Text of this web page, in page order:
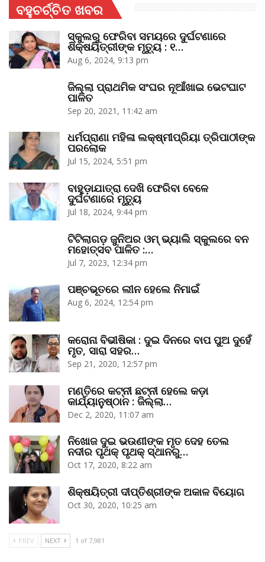
ବହୁଚର୍ଚ୍ଚିତ ଖବର
ସ୍କୁଲରୁ ଫେରିବା ସମୟରେ ଦୁର୍ଘଟଣାରେ
ଶିକ୍ଷୟିତ୍ରୀଙ୍କ ମୃତ୍ୟୁ : ୧…
Aug 6, 2024, 9:13 pm
ଜିଲ୍ଲା ପ୍ରାଥମିକ ସଂଘର ନୂଆଁଖାଇ ଭେଟଘାଟ
ପାଳିତ
Sep 20, 2021, 11:42 am
ଧର୍ମପ୍ରାଣା ମହିଳା ଲକ୍ଷ୍ମୀପ୍ରିୟା ତ୍ରିପାଠୀଙ୍କ
ପରଲୋକ
Jul 15, 2024, 5:51 pm
ବାହୁଡ଼ାଯାତ୍ରା ଦେଖି ଫେରିବା ବେଳେ
ଦୁର୍ଘଟଣାରେ ମୃତ୍ୟୁ
Jul 18, 2024, 9:44 pm
ଟିଟିଲାଗଡ଼ ଜୁନିଅର ଓମ୍‌ ଭ୍ୟାଲି ସ୍କୁଲରେ ବନ
ମହୋତ୍ସବ ପାଳିତ :…
Jul 7, 2023, 12:34 pm
ପଞ୍ଚଭୂତରେ ଲୀନ ହେଲେ ନିମାଇଁ
Aug 6, 2024, 12:54 pm
କରୋନା ବିଭୀଷିକା : ଦୁଇ ଦିନରେ ବାପ ପୁଅ ଦୁହେଁ
ମୃତ, ସାରା ସହର…
Sep 21, 2020, 12:57 pm
ମଣ୍ତିରେ କଟ୍‌ନୀ ଛଟ୍‌ନୀ ହେଲେ କଡ଼ା
କାର୍ଯ୍ୟାନୁଷ୍ଠାନ : ଜିଲ୍ଲା…
Dec 2, 2020, 11:07 am
ନିଖୋଜ ଦୁଇ ଭଉଣୀଙ୍କ ମୃତ ଦେହ ତେଲ
ନଦୀର ପୃଥକ୍‌ ପୃଥକ୍‌ ସ୍ଥାନରୁ…
Oct 17, 2020, 8:22 am
ଶିକ୍ଷୟିତ୍ରୀ ଦୀପ୍ତିଶ୍ରୀଙ୍କ ଅକାଳ ବିୟୋଗ
Oct 30, 2020, 10:25 am
PREV NEXT 1 of 7,981